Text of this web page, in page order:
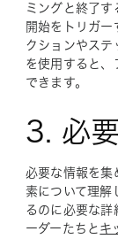
ミングと終了す
開始をトリガー
クションやステ
を使用すると、
できます。
3. 必
必要な情報を集
素について理解
るのに必要な詳
ーダーたちと キ